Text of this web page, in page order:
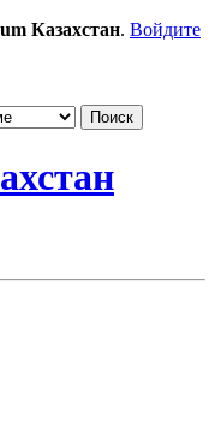
Казахстан. Войдите